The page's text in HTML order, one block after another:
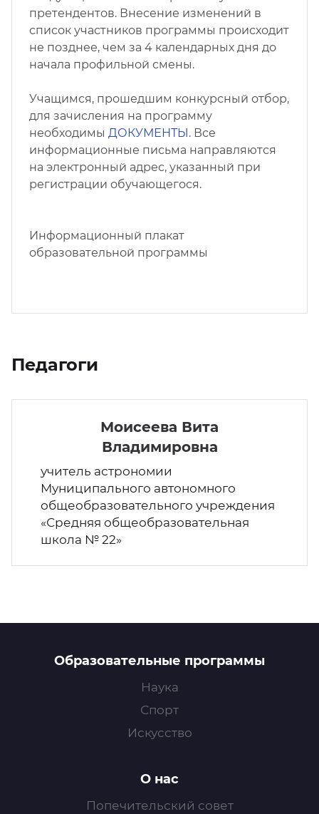
претендентов. Внесение изменений в
список участников программы происходит
не позднее, чем за 4 календарных дня до
начала профильной смены.
Учащимся, прошедшим конкурсный отбор,
для зачисления на программу
необходимы ДОКУМЕНТЫ. Все
информационные письма направляются
на электронный адрес, указанный при
регистрации обучающегося.
Информационный плакат
образовательной программы
Педагоги
Моисеева Вита
Владимировна
учитель астрономии
Муниципального автономного
общеобразовательного учреждения
«Средняя общеобразовательная
школа № 22»
Образовательные программы
Наука
Спорт
Искусство
О нас
Попечительский совет